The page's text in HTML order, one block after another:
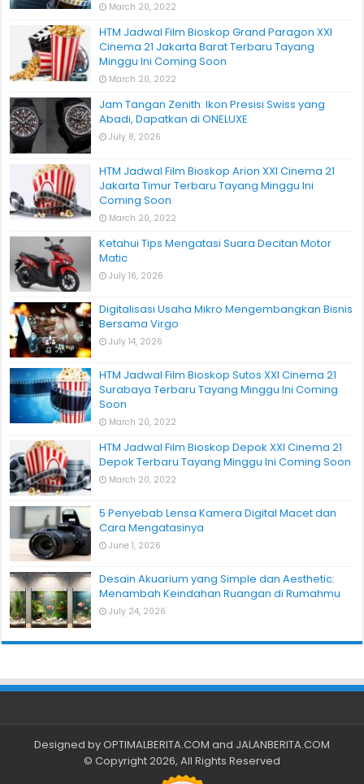
March 20, 2022
HTM Jadwal Film Bioskop Grand Paragon XXI
Cinema 21 Jakarta Barat Terbaru Tayang
Minggu Ini Coming Soon
March 20, 2022
Jam Tangan Zenith: Ikon Presisi Swiss yang
Abadi, Dapatkan di ONELUXE
July 8, 2026
HTM Jadwal Film Bioskop Arion XXI Cinema 21
Jakarta Timur Terbaru Tayang Minggu Ini
Coming Soon
March 20, 2022
Ketahui Tips Mengatasi Suara Decitan Motor
Matic
July 16, 2026
Digitalisasi Usaha Mikro Mengembangkan Bisnis
Bersama Virgo
July 14, 2026
HTM Jadwal Film Bioskop Sutos XXI Cinema 21
Surabaya Terbaru Tayang Minggu Ini Coming
Soon
March 20, 2022
HTM Jadwal Film Bioskop Depok XXI Cinema 21
Depok Terbaru Tayang Minggu Ini Coming Soon
March 20, 2022
5 Penyebab Lensa Kamera Digital Macet dan
Cara Mengatasinya
June 1, 2026
Desain Akuarium yang Simple dan Aesthetic:
Menambah Keindahan Ruangan di Rumahmu
July 24, 2026
Designed byOPTIMALBERITA.COM and JALANBERITA.COM
© Copyright 2026, All Rights Reserved